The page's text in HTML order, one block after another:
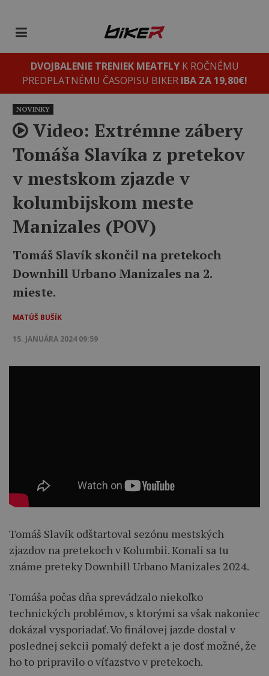
DVOJBALENIE TRENIEK MEATFLYK ROČNÉMU
PREDPLATNÉMU ČASOPISU BIKER IBA ZA 19,80€!
NOVINKY
Video: Extrémne zábery
Tomáša Slavíka z pretekov
v mestskom zjazde v
kolumbijskom meste
Manizales (POV)
Tomáš Slavík skončil na pretekoch
Downhill Urbano Manizales na 2.
mieste.
MATÚŠ BUŠÍK
15. JANUÁRA 2024 09:59
Tomáš Slavík odštartoval sezónu mestských
zjazdov na pretekoch v Kolumbii. Konali sa tu
známe preteky Downhill Urbano Manizales 2024.
Tomáša počas dňa sprevádzalo niekoľko
technických problémov, s ktorými sa však nakoniec
dokázal vysporiadať. Vo finálovej jazde dostal v
poslednej sekcii pomalý defekt a je dosť možné, že
ho to pripravilo o víťazstvo v pretekoch.